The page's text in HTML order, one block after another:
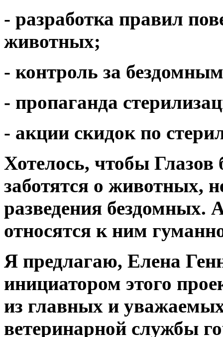
- разработка правил
животных;
- контроль за
- пропаганда
- акции скидок по
Хотелось, чтобы
заботятся о животных,
разведения бездомных.
относятся к ним
Я предлагаю, Елена
инициатором этого
из главных и
ветеринарной службы